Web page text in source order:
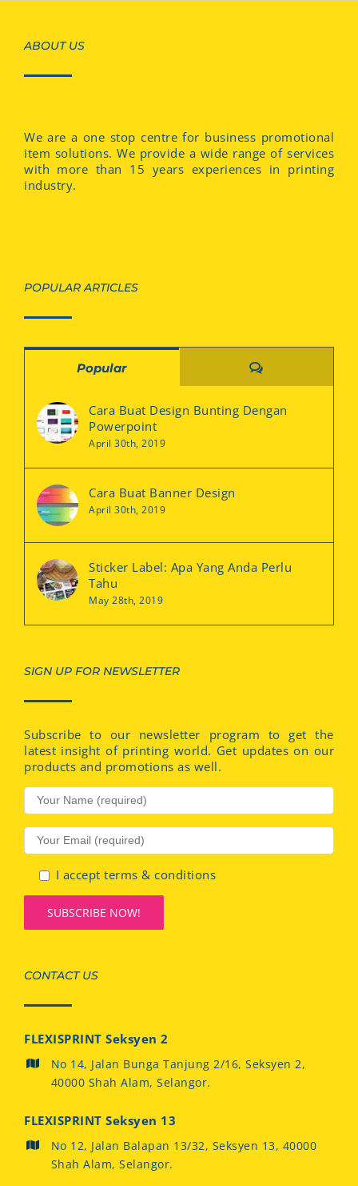
ABOUT US
We are a one stop centre for business promotional
item solutions. We provide a wide range of services
with more than 15 years experiences in printing
industry.
POPULAR ARTICLES
Popular Comments
Cara Buat Design Bunting Dengan
Powerpoint
April 30th, 2019
Cara Buat Banner Design
April 30th, 2019
Sticker Label: Apa Yang Anda Perlu
Tahu
May 28th, 2019
SIGN UP FOR NEWSLETTER
Subscribe to our newsletter program to get the
latest insight of printing world. Get updates on our
products and promotions as well.
I accept terms & conditions
CONTACT US
FLEXISPRINT Seksyen 2
No 14, Jalan Bunga Tanjung 2/16, Seksyen 2,
40000 Shah Alam, Selangor.
FLEXISPRINT Seksyen 13
No 12, Jalan Balapan 13/32, Seksyen 13, 40000
Shah Alam, Selangor.